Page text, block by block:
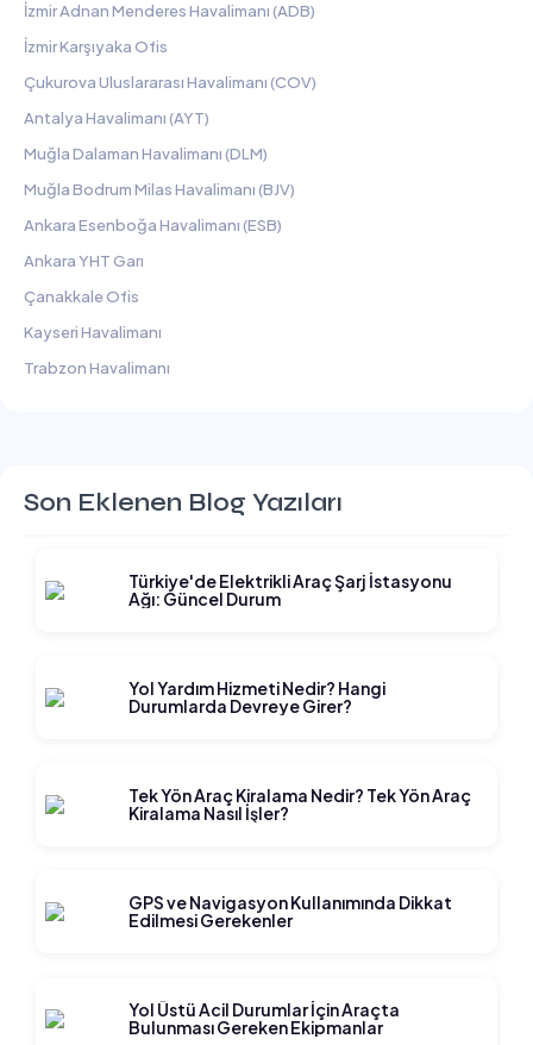
İzmir Adnan Menderes Havalimanı (ADB)
İzmir Karşıyaka Ofis
Çukurova Uluslararası Havalimanı (COV)
Antalya Havalimanı (AYT)
Muğla Dalaman Havalimanı (DLM)
Muğla Bodrum Milas Havalimanı (BJV)
Ankara Esenboğa Havalimanı (ESB)
Ankara YHT Garı
Çanakkale Ofis
Kayseri Havalimanı
Trabzon Havalimanı
Son Eklenen Blog Yazıları
Türkiye'de Elektrikli Araç Şarj İstasyonu
Ağı: Güncel Durum
Yol Yardım Hizmeti Nedir? Hangi
Durumlarda Devreye Girer?
Tek Yön Araç Kiralama Nedir? Tek Yön Araç
Kiralama Nasıl İşler?
GPS ve Navigasyon Kullanımında Dikkat
Edilmesi Gerekenler
Yol Üstü Acil Durumlar İçin Araçta
Bulunması Gereken Ekipmanlar